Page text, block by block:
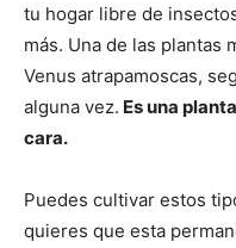
tu hogar libre de
más. Una de las plantas
Venus atrapamoscas,
alguna vez. Es una
cara.
Puedes cultivar estos
quieres que esta